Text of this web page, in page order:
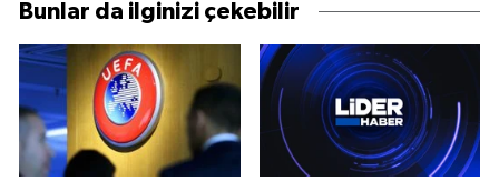
Bunlar da ilginizi çekebilir